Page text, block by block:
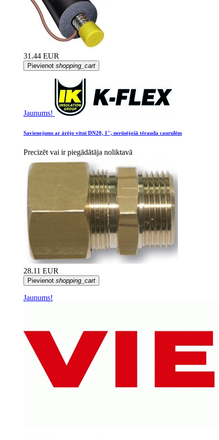
31.44 EUR
Pievienot shopping_cart
Jaunums!
Savienojums ar ārējo vītni DN20, 1'', nerūsējošā tērauda caurulēm
Precizēt vai ir piegādātāja noliktavā
28.11 EUR
Pievienot shopping_cart
Jaunums!